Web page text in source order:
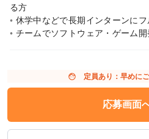
る方
◦ 休学中などで長期インターンに
◦ チームでソフトウェア・ゲーム
face 定員あり：早めに
応募画面